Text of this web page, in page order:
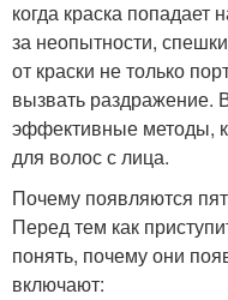
когда краска попадает
за неопытности,
от краски не только
вызвать раздражение.
эффективные методы,
для волос с лица.
Почему появляются
Перед тем как
понять, почему они
включают: